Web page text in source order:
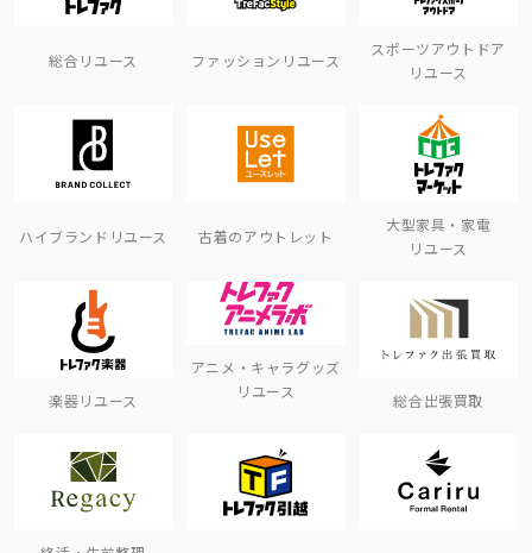
総合リユース ファッションリユース
スポーツアウトドア
リユース
ハイブランドリユース 古着のアウトレット
大型家具・家電
リユース
楽器リユース
アニメ・キャラグッズ
リユース
総合出張買取